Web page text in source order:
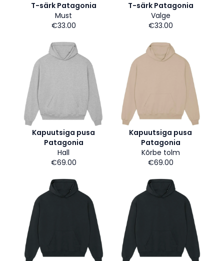
T-särk Patagonia
Must
€33.00
T-särk Patagonia
Valge
€33.00
Kapuutsiga pusa
Patagonia
Hall
€69.00
Kapuutsiga pusa
Patagonia
Kõrbe tolm
€69.00